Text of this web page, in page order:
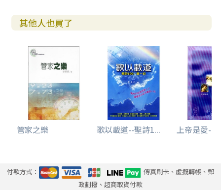
其他人也買了
管家之樂 歌以載道--聖詩1... 上帝是愛--
付款方式：
傳真刷卡、虛擬轉帳、郵
政劃撥、超商取貨付款